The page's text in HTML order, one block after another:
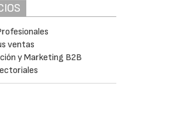
ventas
y Marketing B2B